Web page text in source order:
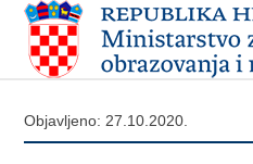
Objavljeno: 27.10.2020.